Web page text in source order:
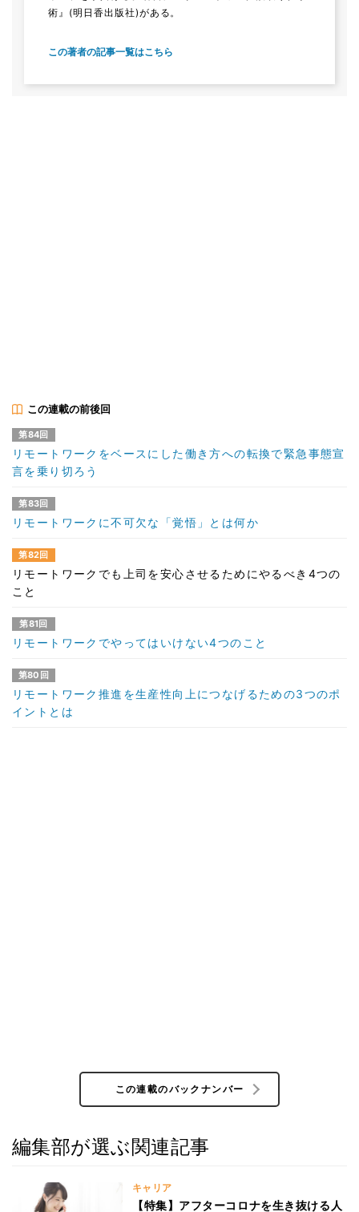
術』(明日香出版社)がある。
この著者の記事一覧はこちら
この連載の前後回
第84回
リモートワークをベースにした働き方への転換で緊急事態宣
言を乗り切ろう
第83回
リモートワークに不可欠な「覚悟」とは何か
第82回
リモートワークでも上司を安心させるためにやるべき4つの
こと
第81回
リモートワークでやってはいけない4つのこと
第80回
リモートワーク推進を生産性向上につなげるための3つのポ
イントとは
この連載のバックナンバー
編集部が選ぶ関連記事
キャリア
【特集】アフターコロナを生き抜ける人